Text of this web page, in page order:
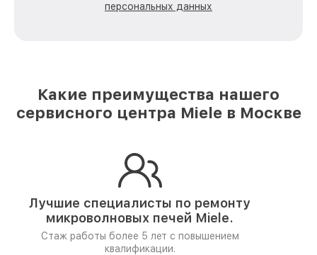
персональных данных
Какие преимущества нашего
сервисного центра Miele в Москве
Лучшие специалисты по ремонту
микроволновых печей Miele.
Стаж работы более 5 лет с повышением
квалификации.